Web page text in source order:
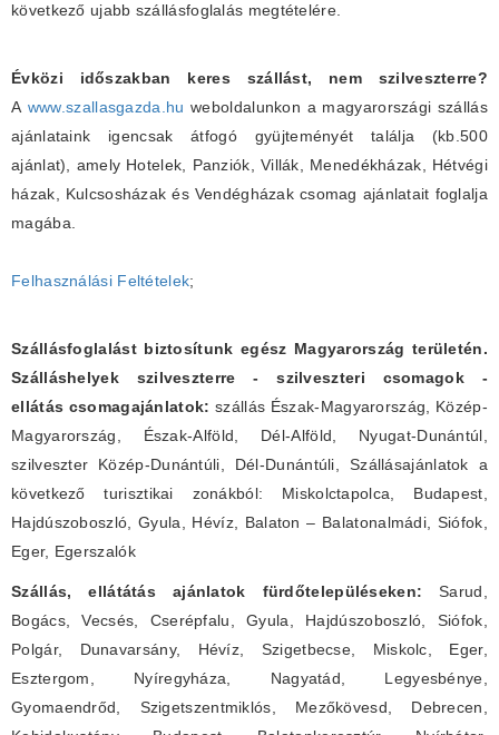
következő ujabb szállásfoglalás megtételére.
Évközi időszakban keres szállást, nem szilveszterre?
A www.szallasgazda.hu weboldalunkon a magyarországi szállás
ajánlataink igencsak átfogó gyüjteményét találja (kb.500
ajánlat), amely Hotelek, Panziók, Villák, Menedékházak, Hétvégi
házak, Kulcsosházak és Vendégházak csomag ajánlatait foglalja
magába.
Felhasználási Feltételek;
Szállásfoglalást biztosítunk egész Magyarország területén.
Szálláshelyek szilveszterre - szilveszteri csomagok -
ellátás csomagajánlatok: szállás Észak-Magyarország, Közép-
Magyarország, Észak-Alföld, Dél-Alföld, Nyugat-Dunántúl,
szilveszter Közép-Dunántúli, Dél-Dunántúli, Szállásajánlatok a
következő turisztikai zonákból: Miskolctapolca, Budapest,
Hajdúszoboszló, Gyula, Hévíz, Balaton – Balatonalmádi, Siófok,
Eger, Egerszalók
Szállás, ellátátás ajánlatok fürdőtelepüléseken:Sarud,
Bogács, Vecsés, Cserépfalu, Gyula, Hajdúszoboszló, Siófok,
Polgár, Dunavarsány, Hévíz, Szigetbecse, Miskolc, Eger,
Esztergom, Nyíregyháza, Nagyatád, Legyesbénye,
Gyomaendrőd, Szigetszentmiklós, Mezőkövesd, Debrecen,